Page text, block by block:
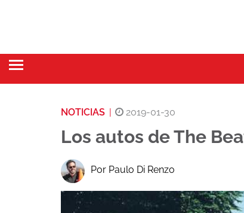
NOTICIAS 2019-01-30
Los autos de The
Por Paulo Di Renzo